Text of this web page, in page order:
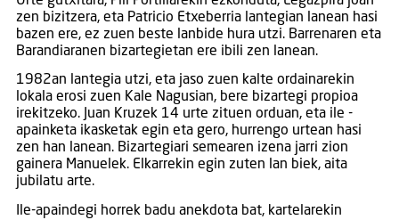
zen bizitzera, eta Patricio Etxeberria lantegian lanean hasi
bazen ere, ez zuen beste lanbide hura utzi. Barrenaren eta
Barandiaranen bizartegietan ere ibili zen lanean.
1982an lantegia utzi, eta jaso zuen kalte ordainarekin
lokala erosi zuen Kale Nagusian, bere bizartegi propioa
irekitzeko. Juan Kruzek 14 urte zituen orduan, eta ile -
apainketa ikasketak egin eta gero, hurrengo urtean hasi
zen han lanean. Bizartegiari semearen izena jarri zion
gainera Manuelek. Elkarrekin egin zuten lan biek, aita
jubilatu arte.
Ile-apaindegi horrek badu anekdota bat, kartelarekin